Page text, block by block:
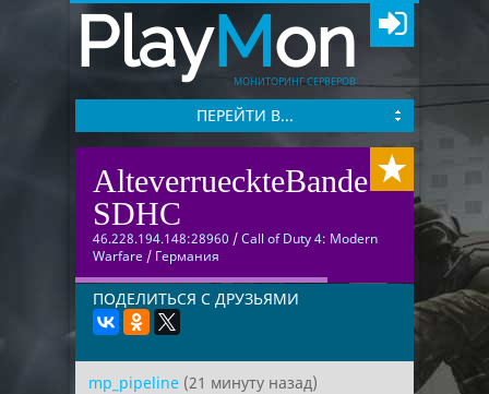
PlayMon
МОНИТОРИНГ СЕРВЕРОВ
ПЕРЕЙТИ В...
AlteverrueckteBande
SDHC
46.228.194.148:28960 /Call of Duty 4: Modern
Warfare / Германия
ПОДЕЛИТЬСЯ С ДРУЗЬЯМИ
mp_pipeline (21 минуту назад)